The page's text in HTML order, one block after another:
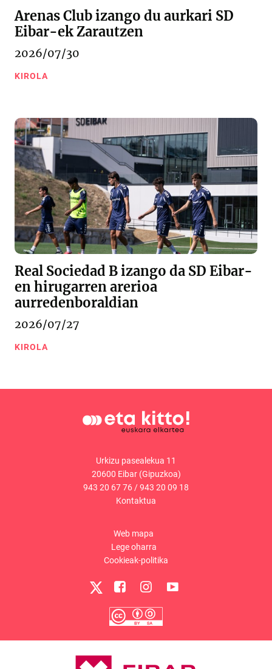
Arenas Club izango du aurkari SD
Eibar-ek Zarautzen
2026/07/30
KIROLA
Real Sociedad B izango da SD Eibar-
en hirugarren arerioa
aurredenboraldian
2026/07/27
KIROLA
Urkizu pasealekua 11
20600 Eibar (Gipuzkoa)
943 20 67 76 /943 20 09 18
Kontaktua
Web mapa
Lege oharra
Cookieak-politika